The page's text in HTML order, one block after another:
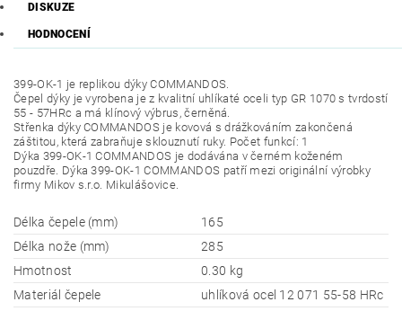
DISKUZE
HODNOCENÍ
399-OK-1 je replikou dýky COMMANDOS.
Čepel dýky je vyrobena je z kvalitní uhlíkaté oceli typ GR 1070 s tvrdostí
55 - 57HRc a má klínový výbrus, černěná.
Střenka dýky COMMANDOS je kovová s drážkováním zakončená
záštitou, která zabraňuje sklouznutí ruky. Počet funkcí: 1
Dýka 399-OK-1 COMMANDOS je dodávána v černém koženém
pouzdře. Dýka 399-OK-1 COMMANDOS patří mezi originální výrobky
firmy Mikov s.r.o. Mikulášovice.
Délka čepele (mm)
165
Délka nože (mm)
285
Hmotnost
0.30 kg
Materiál čepele
uhlíková ocel 12 071 55-58 HRc